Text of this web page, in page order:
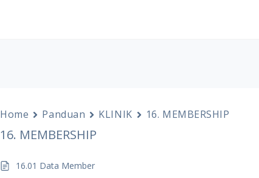
Home Panduan KLINIK 16. MEMBERSHIP
16. MEMBERSHIP
16.01 Data Member